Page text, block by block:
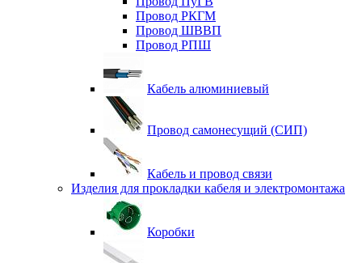
Провод РКГМ
Провод ШВВП
Провод РПШ
Кабель алюминиевый
Провод самонесущий (СИП)
Кабель и провод связи
Изделия для прокладки кабеля и электромонтажа
Коробки